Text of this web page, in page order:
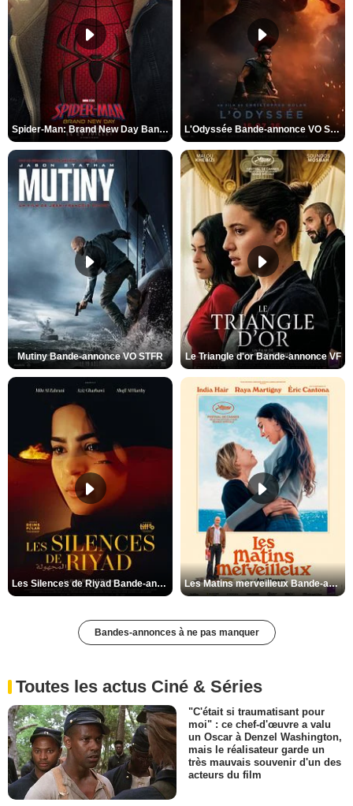
Spider-Man: Brand New Day Bande-annonce VO STFR L'Odyssée Bande-annonce VO STFR
Mutiny Bande-annonce VO STFR Le Triangle d'or Bande-annonce VF
Les Silences de Riyad Bande-annonce VO STFR Les Matins merveilleux Bande-annonce VF
Bandes-annonces à ne pas manquer
Toutes les actus Ciné & Séries
"C'était si traumatisant pour
moi" : ce chef-d'œuvre a valu
un Oscar à Denzel Washington,
mais le réalisateur garde un
très mauvais souvenir d'un des
acteurs du film